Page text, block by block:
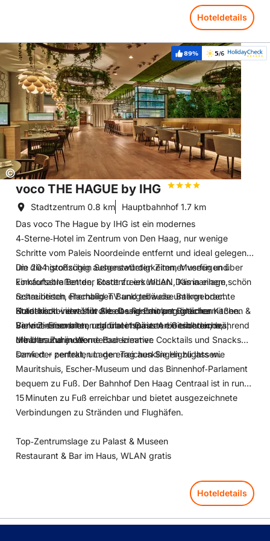
Hoteldetails
Copyright:
©
Weiterempfehlung:
89% Bewertung:
5/6
voco THE HAGUE by IHG
Stadtzentrum 0.8 km Hauptbahnhof 1.7 km
Das voco The Hague by IHG ist ein modernes
4‑Sterne‑Hotel im Zentrum von Den Haag, nur wenige
Schritte vom Paleis Noordeinde entfernt und ideal gelegen,
um die historischen Sehenswürdigkeiten, Museen und
Einkaufsstraßen der Stadt zu erkunden. Das in einem schön
restaurierten ehemaligen Bankgebäude untergebrachte
Hotel kombiniert stilvolles Design mit persönlichen
Service‑Elementen und bietet Gästen ein einladendes,
urbanes Zuhause.
Die 204 großzügig ausgestatteten Zimmer verfügen über
komfortable Betten, kostenfreies WLAN, Klimaanlage,
Schreibtisch, Flachbild‑TV und teilweise Balkon oder
Stadtblick – ideal für Arbeit und Erholung gleichermaßen.
Viele Zimmer bieten darüber hinaus Arbeitsbereiche,
Minibar und moderne Badezimmer.
Kulinarisch verwöhnt Sie das Restaurant Botanica Kitchen &
Bar mit saisonalen, regional inspirierten Gerichten, während
die Ultramarijn Wonderbar kreative Cocktails und Snacks
serviert – perfekt, um den Tag ausklingen zu lassen.
Dank der zentralen Lage erreichen Sie Highlights wie
Mauritshuis, Escher‑Museum und das Binnenhof‑Parlament
bequem zu Fuß. Der Bahnhof Den Haag Centraal ist in rund
15 Minuten zu Fuß erreichbar und bietet ausgezeichnete
Verbindungen zu Stränden und Flughäfen.
Top‑Zentrumslage zu Palast & Museen
Restaurant & Bar im Haus, WLAN gratis
Hoteldetails
Hoteldetails: voco THE HAGUE by IHG